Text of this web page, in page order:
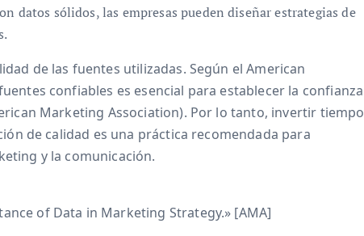
datos sólidos, las empresas pueden diseñar estrategias de
de las fuentes utilizadas. Según el American
confiables es esencial para establecer la confianza
Marketing Association). Por lo tanto, invertir tiempo
de calidad es una práctica recomendada para
y la comunicación.
of Data in Marketing Strategy.» [AMA]